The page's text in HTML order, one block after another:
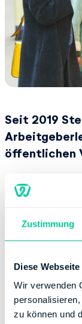
Zustimmung
Diese
Wir verwenden
zu können und
Seit 2019
öffentlichen
Nutzung
Wohnung und
Arbeitgeber
Arbeitgeber